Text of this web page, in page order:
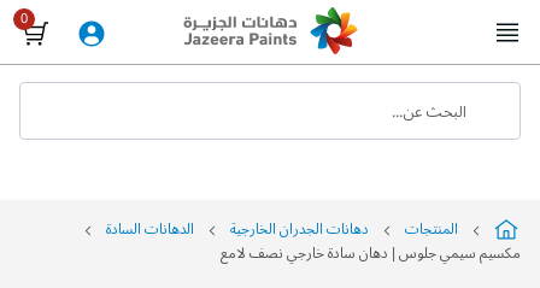
to
Content
البحث عن...
المنتجات دهانات الجدران الخارجية
الدهانات السادة
مكسيم سيمي جلوس | دهان سادة خارجي نصف لامع